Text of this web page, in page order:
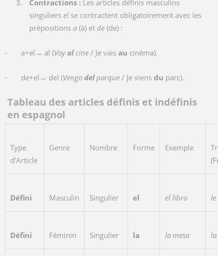
Contractions : Les articles définis masculins
singuliers el se contractent obligatoirement avec les
prépositions a (à) et de (de) :
- a+el→ al (Voyalcine / Je vais au cinéma).
- de+el→ del (Vengo delparque / Je viens du parc).
Tableau des articles définis et indéfinis
en espagnol
Type
d'Article
Genre Nombre Forme Exemple
Défini Masculin Singulier el el libro le
Défini Féminin Singulier la la mesa